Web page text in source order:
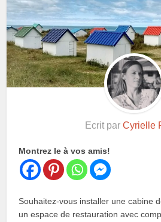
Ecrit par Cyrielle
Montrez le à vos amis!
Souhaitez-vous installer une cabine
un espace de restauration avec